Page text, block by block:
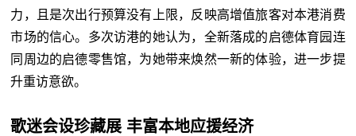
力，且是次出行预算没有上限，反映高增值旅客对本港消费
市场的信心。多次访港的她认为，全新落成的启德体育园连
同周边的启德零售馆，为她带来焕然一新的体验，进一步提
升重访意欲。
歌迷会设珍藏展 丰富本地应援经济